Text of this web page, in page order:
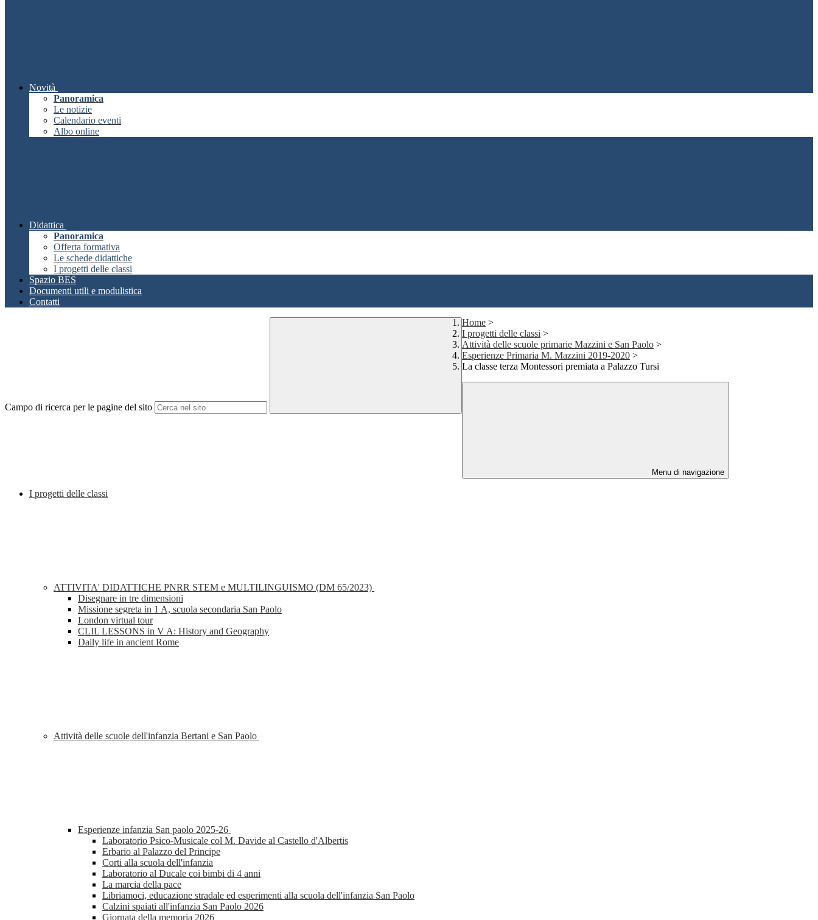
Novità
Panoramica
Le notizie
Calendario eventi
Albo online
Didattica
Panoramica
Offerta formativa
Le schede didattiche
I progetti delle classi
Spazio BES
Documenti utili e modulistica
Contatti
Campo di ricerca per le pagine del sito
Home >
I progetti delle classi >
Attività delle scuole primarie Mazzini e San Paolo >
Esperienze Primaria M. Mazzini 2019-2020 >
La classe terza Montessori premiata a Palazzo Tursi
Menu di navigazione
I progetti delle classi
ATTIVITA' DIDATTICHE PNRR STEM e MULTILINGUISMO (DM 65/2023)
Disegnare in tre dimensioni
Missione segreta in 1 A, scuola secondaria San Paolo
London virtual tour
CLIL LESSONS in V A: History and Geography
Daily life in ancient Rome
Attività delle scuole dell'infanzia Bertani e San Paolo
Esperienze infanzia San paolo 2025-26
Laboratorio Psico-Musicale col M. Davide al Castello d'Albertis
Erbario al Palazzo del Principe
Corti alla scuola dell'infanzia
Laboratorio al Ducale coi bimbi di 4 anni
La marcia della pace
Libriamoci, educazione stradale ed esperimenti alla scuola dell'infanzia San Paolo
Calzini spaiati all'infanzia San Paolo 2026
Giornata della memoria 2026